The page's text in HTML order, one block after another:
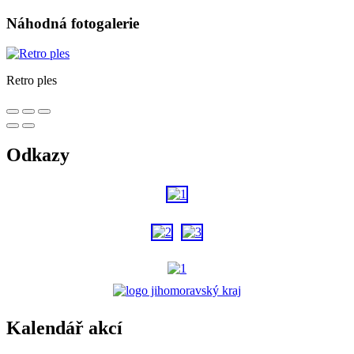
Náhodná fotogalerie
Retro ples
Odkazy
Kalendář akcí